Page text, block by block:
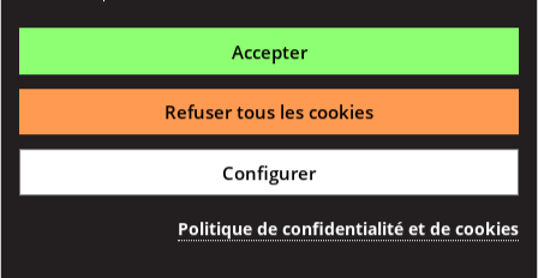
Détail produits
Référence04143
Accepter
Refuser tous les cookies
Configurer
Politique de confidentialité et de cookies